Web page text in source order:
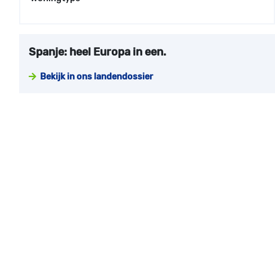
Spanje: heel Europa in een.
Bekijk in ons landendossier